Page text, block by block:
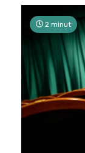
2 minut